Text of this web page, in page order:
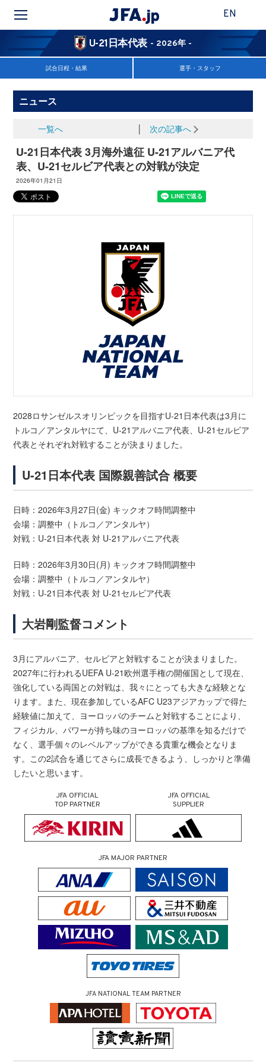
EN
U-21日本代表 - 2026年 -
試合日程・結果 選手・スタッフ
ニュース
一覧へ 次の記事へ
U-21日本代表 3月海外遠征 U-21アルバニア代
表、U-21セルビア代表との対戦が決定
2026年01月21日
2028ロサンゼルスオリンピックを目指すU-21日本代表は3月に
トルコ／アンタルヤにて、U-21アルバニア代表、U-21セルビア
代表とそれぞれ対戦することが決まりました。
U-21日本代表 国際親善試合 概要
日時：2026年3月27日(金) キックオフ時間調整中
会場：調整中（トルコ／アンタルヤ）
対戦：U-21日本代表 対 U-21アルバニア代表
日時：2026年3月30日(月) キックオフ時間調整中
会場：調整中（トルコ／アンタルヤ）
対戦：U-21日本代表 対 U-21セルビア代表
大岩剛監督コメント
3月にアルバニア、セルビアと対戦することが決まりました。
2027年に行われるUEFA U-21欧州選手権の開催国として現在、
強化している両国との対戦は、我々にとっても大きな経験とな
ります。また、現在参加しているAFC U23アジアカップで得た
経験値に加えて、ヨーロッパのチームと対戦することにより、
フィジカル、パワーが持ち味のヨーロッパの基準を知るだけで
なく、選手個々のレベルアップができる貴重な機会となりま
す。この2試合を通じてさらに成長できるよう、しっかりと準備
したいと思います。
JFA OFFICIAL
TOP PARTNER
JFA OFFICIAL
SUPPLIER
JFA MAJOR PARTNER
JFA NATIONAL TEAM PARTNER